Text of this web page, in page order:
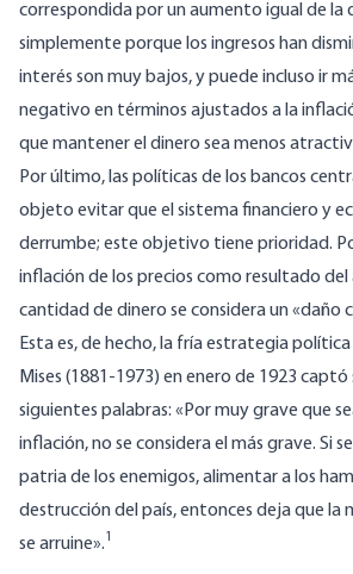
correspondida por un aumento igual de la
simplemente porque los ingresos han
interés son muy bajos, y puede incluso ir
negativo en términos ajustados a la
que mantener el dinero sea menos
Por último, las políticas de los bancos
objeto evitar que el sistema financiero y
derrumbe; este objetivo tiene prioridad.
inflación de los precios como resultado
cantidad de dinero se considera un «daño
Esta es, de hecho, la fría estrategia
Mises (1881-1973) en enero de 1923
siguientes palabras: «Por muy grave que
inflación, no se considera el más grave. Si
patria de los enemigos, alimentar a los
destrucción del país, entonces deja que la
se arruine».1